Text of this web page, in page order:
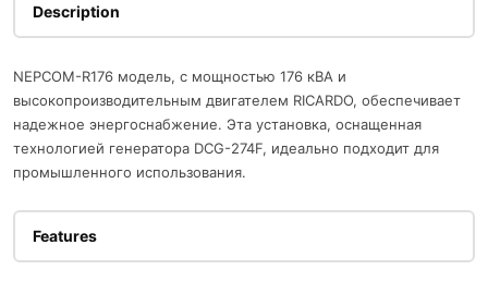
Description
NEPCOM-R176 модель, с мощностью 176 кВА и
высокопроизводительным двигателем RICARDO, обеспечивает
надежное энергоснабжение. Эта установка, оснащенная
технологией генератора DCG-274F, идеально подходит для
промышленного использования.
Features